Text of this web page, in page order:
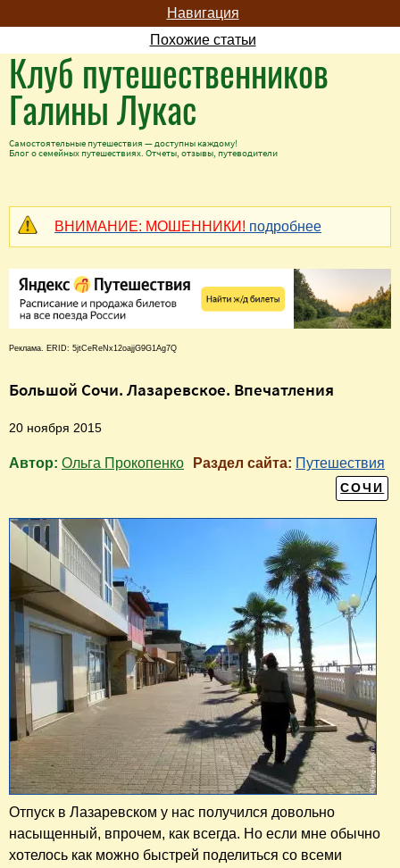
Навигация
Похожие статьи
Клуб путешественников
Галины Лукас
Самостоятельные путешествия — доступны каждому!
Блог о семейных путешествиях. Отчеты, отзывы, путеводители
ВНИМАНИЕ: МОШЕННИКИ! подробнее
Реклама. ERID: 5jtCeReNx12oajjG9G1Ag7Q
Большой Сочи. Лазаревское. Впечатления
20 ноября 2015
Автор: Ольга Прокопенко Раздел сайта: Путешествия
СОЧИ
Отпуск в Лазаревском у нас получился довольно
насыщенный, впрочем, как всегда. Но если мне обычно
хотелось как можно быстрей поделиться со всеми